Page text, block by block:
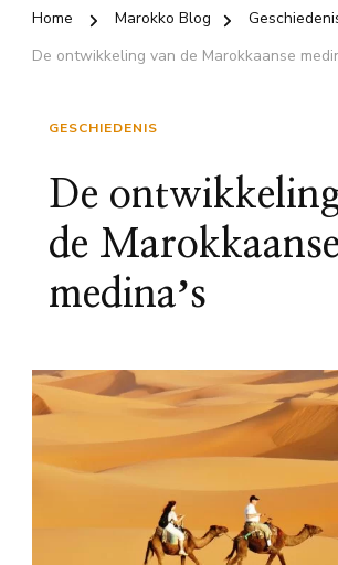
Home Marokko Blog
De ontwikkeling van de Marokkaanse
GESCHIEDENIS
De
de
medinaʼs